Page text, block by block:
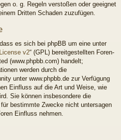
o. g. Regeln verstoßen oder geeignet
Dritten Schaden zuzufügen.
es sich bei phpBB um eine unter
v2“ (GPL) bereitgestellten Foren-
(www.phpbb.com) handelt;
werden durch die
unter www.phpbb.de zur Verfügung
Einfluss auf die Art und Weise, wie
Sie können insbesondere die
bestimmte Zwecke nicht untersagen
Einfluss nehmen.